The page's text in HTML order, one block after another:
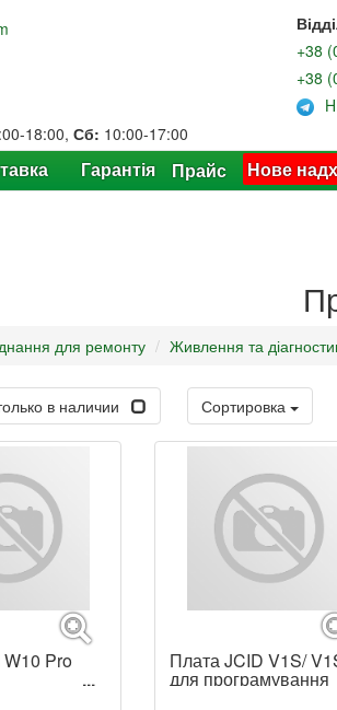
+38
+38
18:00, Сб: 10:00-17:00
Гарантія Прайс Нове
для ремонту Живлення та
в наличии Сортировка
Pro Плата JCID V1S/
для програмування